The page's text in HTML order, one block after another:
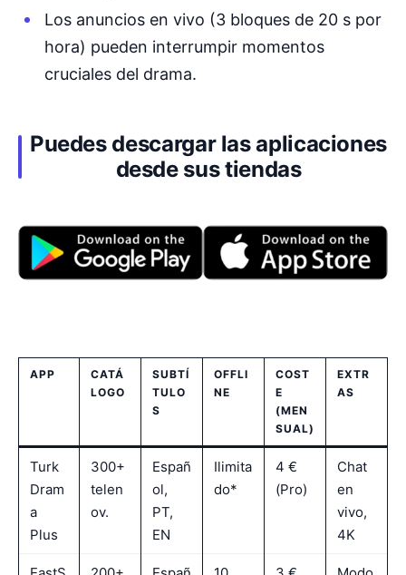
Los anuncios en vivo (3 bloques de 20 s por
hora) pueden interrumpir momentos
cruciales del drama.
Puedes descargar las aplicaciones
desde sus tiendas
APP
CATÁ
LOGO
SUBTÍ
TULO
S
OFFLI
NE
COST
E
(MEN
SUAL)
EXTR
AS
Turk
Dram
a
Plus
300+
telen
ov.
Españ
ol,
PT,
EN
Ilimita
do*
4 €
(Pro)
Chat
en
vivo,
4K